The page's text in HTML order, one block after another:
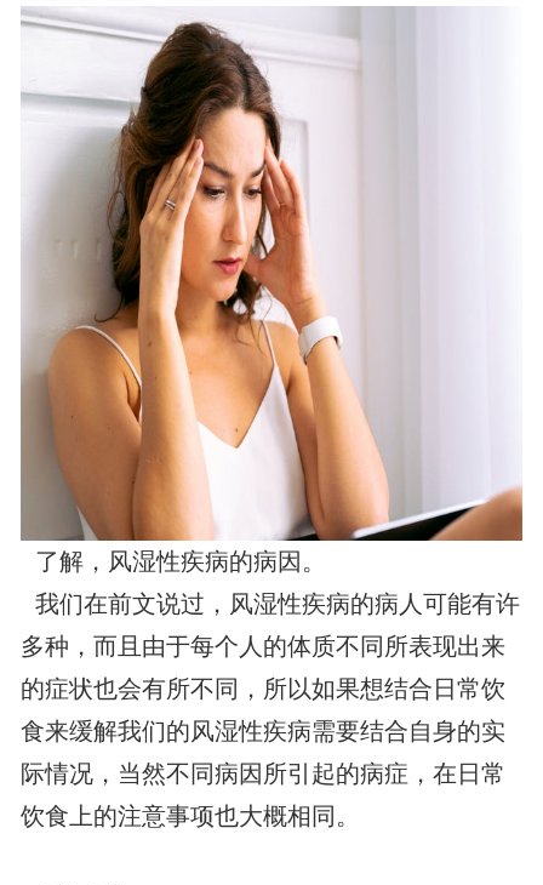
了解，风湿性疾病的病因。
我们在前文说过，风湿性疾病的病人可能有许
多种，而且由于每个人的体质不同所表现出来
的症状也会有所不同，所以如果想结合日常饮
食来缓解我们的风湿性疾病需要结合自身的实
际情况，当然不同病因所引起的病症，在日常
饮食上的注意事项也大概相同。